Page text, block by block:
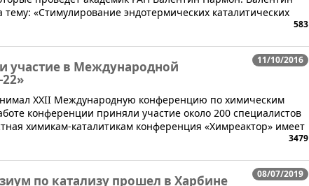
«Стимулирование эндотермических каталитических
583
11/10/2016
участие в Международной
XXII Международную конференцию по химическим
конференции приняли участие около 200 специалистов
химикам-каталитикам конференция «Химреактор» имеет
3479
08/07/2019
по катализу прошел в Харбине